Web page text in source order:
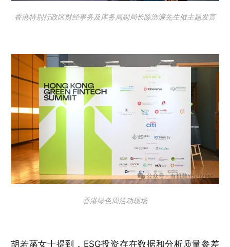
香港特别行政区财经事务及库务局副局长陈浩濂先生做主题发言
香港绿色周活动现场
胡若菡女士提到，ESG投资存在数据和分析质量参差